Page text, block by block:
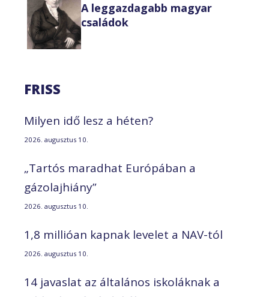
A leggazdagabb magyar
családok
FRISS
Milyen idő lesz a héten?
2026. augusztus 10.
„Tartós maradhat Európában a
gázolajhiány”
2026. augusztus 10.
1,8 millióan kapnak levelet a NAV-tól
2026. augusztus 10.
14 javaslat az általános iskoláknak a